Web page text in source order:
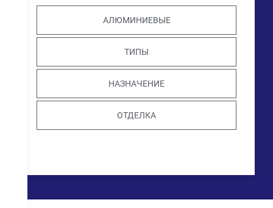
АЛЮМИНИЕВЫЕ
ТИПЫ
НАЗНАЧЕНИЕ
ОТДЕЛКА